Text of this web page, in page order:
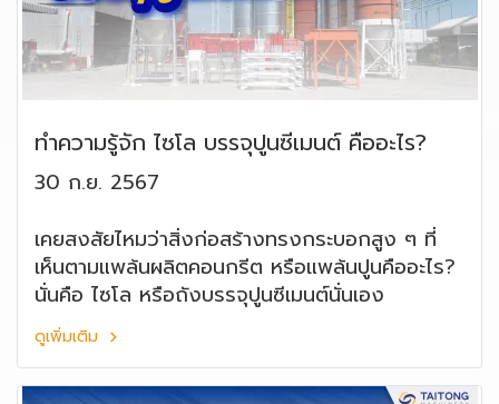
ทำความรู้จัก ไซโล บรรจุปูนซีเมนต์ คืออะไร?
30 ก.ย. 2567
เคยสงสัยไหมว่าสิ่งก่อสร้างทรงกระบอกสูง ๆ ที่
เห็นตามแพล้นผลิตคอนกรีต หรือแพล้นปูนคืออะไร?
นั่นคือ ไซโล หรือถังบรรจุปูนซีเมนต์นั่นเอง
ดูเพิ่มเติม